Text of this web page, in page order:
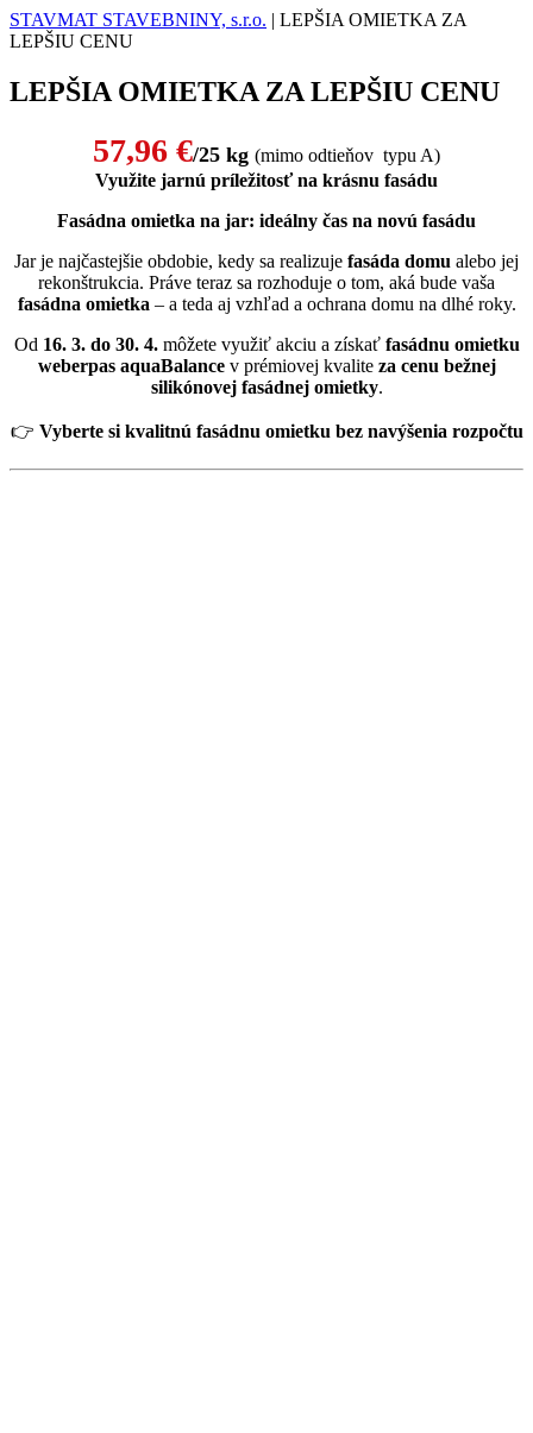
STAVMAT STAVEBNINY, s.r.o. | LEPŠIA OMIETKA ZA
LEPŠIU CENU
LEPŠIA OMIETKA ZA LEPŠIU CENU
57,96 €/25 kg (mimo odtieňov typu A)
Využite jarnú príležitosť na krásnu fasádu
Fasádna omietka na jar: ideálny čas na novú fasádu
Jar je najčastejšie obdobie, kedy sa realizuje fasáda domu alebo jej
rekonštrukcia. Práve teraz sa rozhoduje o tom, aká bude vaša
fasádna omietka – a teda aj vzhľad a ochrana domu na dlhé roky.
Od 16. 3. do 30. 4.môžete využiť akciu a získať fasádnu omietku
weberpas aquaBalancev prémiovej kvalite za cenu bežnej
silikónovej fasádnej omietky.
👉 Vyberte si kvalitnú fasádnu omietku bez navýšenia rozpočtu